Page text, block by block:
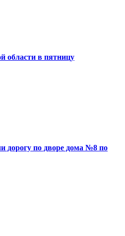
области в пятницу
дорогу по дворе дома №8 по